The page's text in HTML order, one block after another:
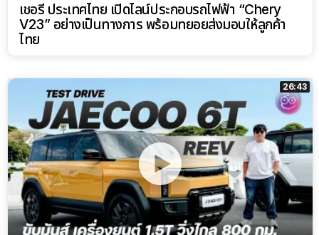
เชอรี ประเทศไทย เปิดไลน์ประกอบรถไฟฟ้า “Chery
V23” อย่างเป็นทางการ พร้อมทยอยส่งมอบให้ลูกค้า
ไทย
26:43